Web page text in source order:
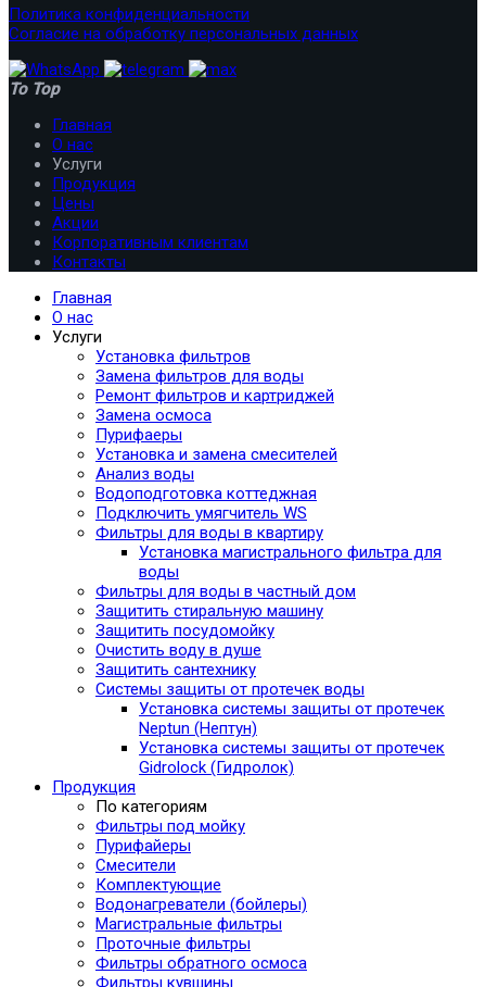
Политика конфиденциальности
Согласие на обработку персональных данных
To Top
Главная
О нас
Услуги
Продукция
Цены
Акции
Корпоративным клиентам
Контакты
Главная
О нас
Услуги
Установка фильтров
Замена фильтров для воды
Ремонт фильтров и картриджей
Замена осмоса
Пурифаеры
Установка и замена смесителей
Анализ воды
Водоподготовка коттеджная
Подключить умягчитель WS
Фильтры для воды в квартиру
Установка магистрального фильтра для
воды
Фильтры для воды в частный дом
Защитить стиральную машину
Защитить посудомойку
Очистить воду в душе
Защитить сантехнику
Системы защиты от протечек воды
Установка системы защиты от протечек
Neptun (Нептун)
Установка системы защиты от протечек
Gidrolock (Гидролок)
Продукция
По категориям
Фильтры под мойку
Пурифайеры
Смесители
Комплектующие
Водонагреватели (бойлеры)
Магистральные фильтры
Проточные фильтры
Фильтры обратного осмоса
Фильтры кувшины